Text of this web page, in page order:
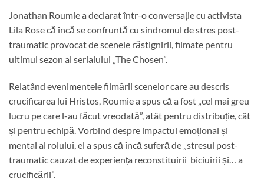
Jonathan Roumie a declarat într-o conversație cu activista
Lila Rose că încă se confruntă cu sindromul de stres post-
traumatic provocat de scenele răstignirii, filmate pentru
ultimul sezon al serialului „The Chosen”.
Relatând evenimentele filmării scenelor care au descris
crucificarea lui Hristos, Roumie a spus că a fost „cel mai greu
lucru pe care l-au făcut vreodată”, atât pentru distribuție, cât
și pentru echipă. Vorbind despre impactul emoțional și
mental al rolului, el a spus că încă suferă de „stresul post-
traumatic cauzat de experiența reconstituirii biciuirii și… a
crucificării”.